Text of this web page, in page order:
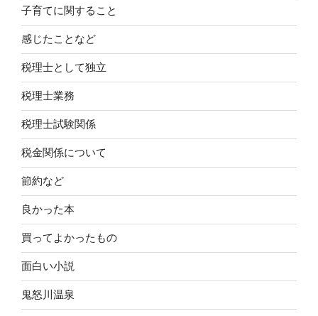
子育てに関すること
感じたことなど
税理士として独立
税理士業務
税理士試験関係
税金関係について
節約など
良かった本
買ってよかったもの
面白い小説
鬼怒川温泉